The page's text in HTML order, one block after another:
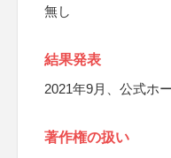
無し
結果発表
2021年9月、公式ホ
著作権の扱い